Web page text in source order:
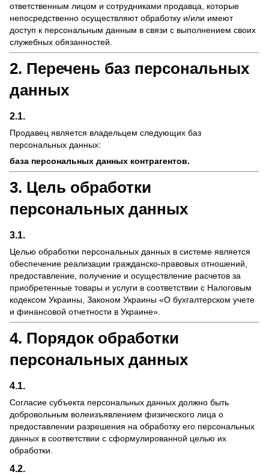
ответственным лицом и сотрудниками продавца, которые
непосредственно осуществляют обработку и/или имеют
доступ к персональным данным в связи с выполнением своих
служебных обязанностей.
2. Перечень баз персональных
данных
2.1.
Продавец является владельцем следующих баз
персональных данных:
база персональных данных контрагентов.
3. Цель обработки
персональных данных
3.1.
Целью обработки персональных данных в системе является
обеспечение реализации гражданско-правовых отношений,
предоставление, получение и осуществление расчетов за
приобретенные товары и услуги в соответствии с Налоговым
кодексом Украины, Законом Украины «О бухгалтерском учете
и финансовой отчетности в Украине».
4. Порядок обработки
персональных данных
4.1.
Согласие субъекта персональных данных должно быть
добровольным волеизъявлением физического лица о
предоставлении разрешения на обработку его персональных
данных в соответствии с сформулированной целью их
обработки.
4.2.